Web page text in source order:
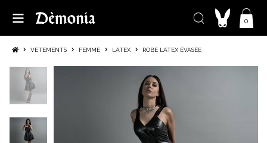
0
VETEMENTS FEMME LATEX ROBE LATEX ÉVASÉE